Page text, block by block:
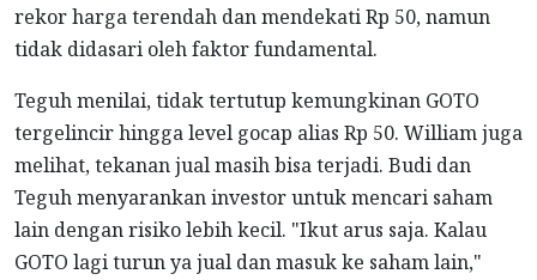
rekor harga terendah dan mendekati Rp 50, namun
tidak didasari oleh faktor fundamental.
Teguh menilai, tidak tertutup kemungkinan GOTO
tergelincir hingga level gocap alias Rp 50. William juga
melihat, tekanan jual masih bisa terjadi. Budi dan
Teguh menyarankan investor untuk mencari saham
lain dengan risiko lebih kecil. "Ikut arus saja. Kalau
GOTO lagi turun ya jual dan masuk ke saham lain,"